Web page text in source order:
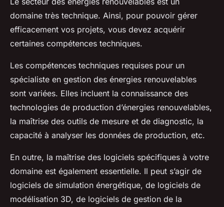
domaine très technique. Ainsi, pour pouvoir gérer
efficacement vos projets, vous devez acquérir
certaines compétences techniques.
Les compétences techniques requises pour un
spécialiste en gestion des énergies renouvelables
sont variées. Elles incluent la connaissance des
technologies de production d’énergies renouvelables,
la maîtrise des outils de mesure et de diagnostic, la
capacité à analyser les données de production, etc.
En outre, la maîtrise des logiciels spécifiques à votre
domaine est également essentielle. Il peut s’agir de
logiciels de simulation énergétique, de logiciels de
modélisation 3D, de logiciels de gestion de la